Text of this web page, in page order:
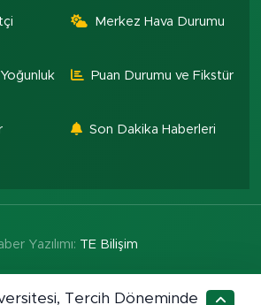
Merkez Hava Durumu
Puan Durumu ve Fikstür
Son Dakika Haberleri
Yazılımı: TE Bilişim
Tercih Döneminde